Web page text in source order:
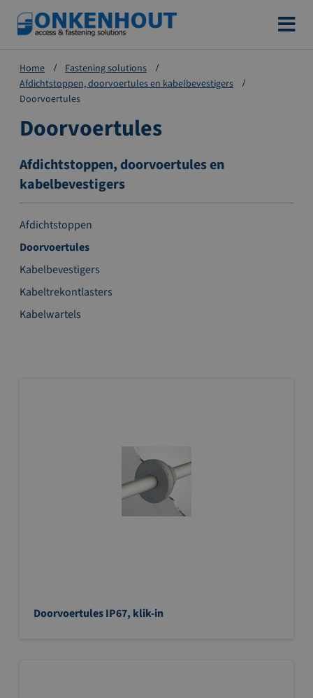
Ga
naar
de
inhoud
Home
Fastening solutions
Afdichtstoppen, doorvoertules en kabelbevestigers
Doorvoertules
Doorvoertules
Doorvoertules IP67, klik-in
Afdichtstoppen, doorvoertules en
kabelbevestigers
Afdichtstoppen
Doorvoertules
Kabelbevestigers
Kabeltrekontlasters
Kabelwartels